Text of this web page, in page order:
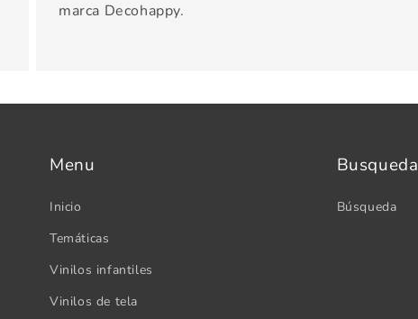
marca Decohappy.
Menu
Inicio
Temáticas
Vinilos infantiles
Vinilos de tela
Busqueda
Búsqueda